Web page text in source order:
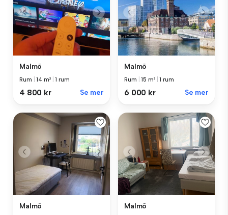
Malmö
Rum |14 m² |1 rum
4 800 kr Se mer
Malmö
Rum |15 m² |1 rum
6 000 kr Se mer
Malmö Malmö